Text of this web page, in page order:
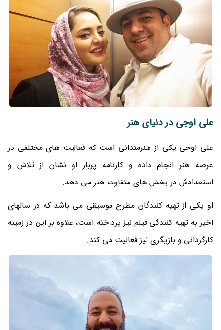
علی اوجی در دنیای هنر
علی اوجی یکی از هنرمندانی است که فعالیت های مختلفی در
عرصه هنر انجام داده و کارنامه پربار او نشان از تلاش و
استعدادش در بخش های متفاوت هنر می دهد.
او یکی از تهیه کنندگان مطرح موسیقی می باشد که در سالهای
اخیر به تهیه کنندگی فیلم نیز پرداخته است، علاوه بر این در زمینه
کارگردانی و بازیگری نیز فعالیت می کند.